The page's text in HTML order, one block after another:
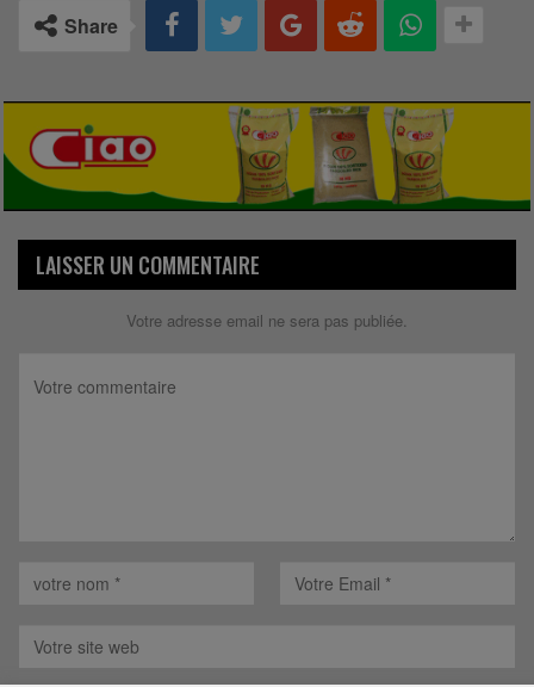
Share
LAISSER UN COMMENTAIRE
Votre adresse email ne sera pas publiée.